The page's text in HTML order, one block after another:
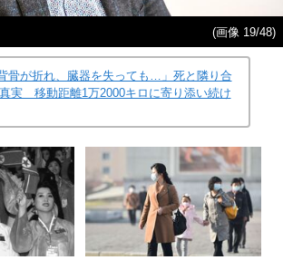
(画像 19/48)
背骨が折れ、臓器を失っても…」死と隣り合
真実 移動距離1万2000キロに寄り添い続け